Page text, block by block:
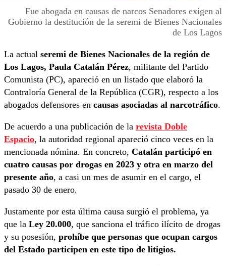
Fue abogada en causas de narcos Senadores exigen al
Gobierno la destitución de la seremi de Bienes Nacionales
de Los Lagos
La actual seremi de Bienes Nacionales de la región de
Los Lagos, Paula Catalán Pérez, militante del Partido
Comunista (PC), apareció en un listado que elaboró la
Contraloría General de la República (CGR), respecto a los
abogados defensores en causas asociadas al narcotráfico.
De acuerdo a una publicación de la revista Doble
Espacio, la autoridad regional apareció cinco veces en la
mencionada nómina. En concreto, Catalán participó en
cuatro causas por drogas en 2023 y otra en marzo del
presente año, a casi un mes de asumir en el cargo, el
pasado 30 de enero.
Justamente por esta última causa surgió el problema, ya
que la Ley 20.000, que sanciona el tráfico ilícito de drogas
y su posesión, prohíbe que personas que ocupan cargos
del Estado participen en este tipo de litigios.